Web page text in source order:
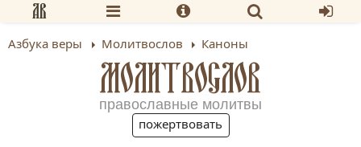
Азбука веры Молитвослов Каноны
МОЛИТВОСЛОВ
православные молитвы
пожертвовать